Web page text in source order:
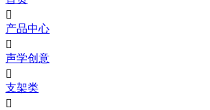

产品中心

声学创意

支架类
